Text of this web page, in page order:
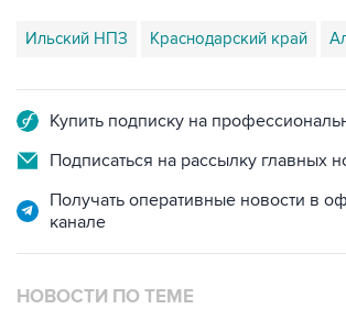
Ильский НПЗ Краснодарский край
Купить подписку на
Подписаться на рассылку главных
Получать оперативные новости в
канале
НОВОСТИ ПО ТЕМЕ